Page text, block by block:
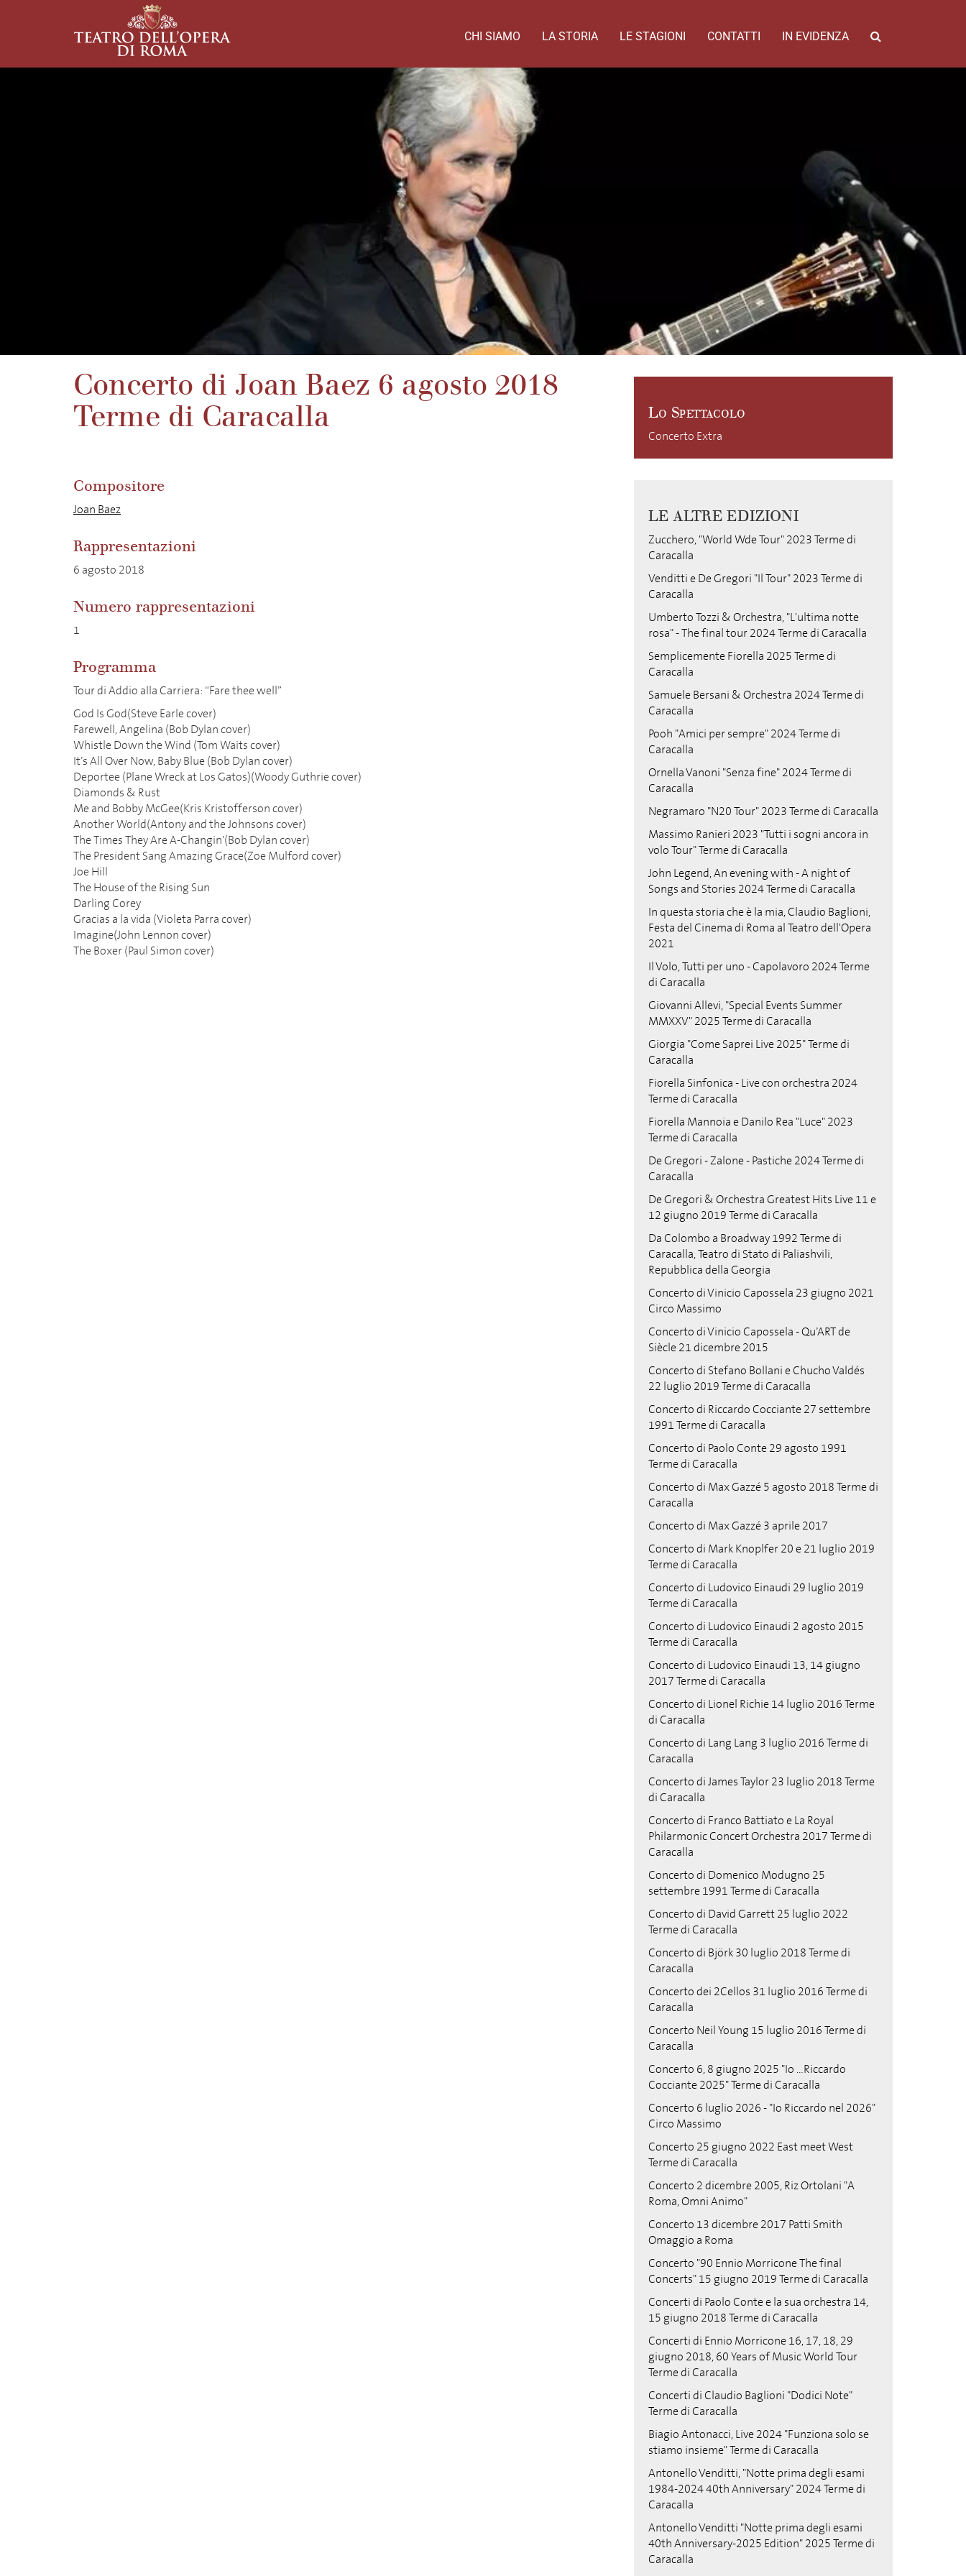
CHI SIAMO LA STORIA LE STAGIONI CONTATTI IN EVIDENZA
Concerto di Joan Baez 6 agosto 2018
Terme di Caracalla
Compositore
Joan Baez
Rappresentazioni
6 agosto 2018
Numero rappresentazioni
1
Programma
Tour di Addio alla Carriera: “Fare thee well”
God Is God(Steve Earle cover)
Farewell, Angelina (Bob Dylan cover)
Whistle Down the Wind (Tom Waits cover)
It’s All Over Now, Baby Blue (Bob Dylan cover)
Deportee (Plane Wreck at Los Gatos)(Woody Guthrie cover)
Diamonds & Rust
Me and Bobby McGee(Kris Kristofferson cover)
Another World(Antony and the Johnsons cover)
The Times They Are A-Changin'(Bob Dylan cover)
The President Sang Amazing Grace(Zoe Mulford cover)
Joe Hill
The House of the Rising Sun
Darling Corey
Gracias a la vida (Violeta Parra cover)
Imagine(John Lennon cover)
The Boxer (Paul Simon cover)
Lo Spettacolo
Concerto Extra
LE ALTRE EDIZIONI
Zucchero, "World Wde Tour" 2023 Terme di
Caracalla
Venditti e De Gregori "Il Tour" 2023 Terme di
Caracalla
Umberto Tozzi & Orchestra, "L'ultima notte
rosa" - The final tour 2024 Terme di Caracalla
Semplicemente Fiorella 2025 Terme di
Caracalla
Samuele Bersani & Orchestra 2024 Terme di
Caracalla
Pooh "Amici per sempre" 2024 Terme di
Caracalla
Ornella Vanoni "Senza fine" 2024 Terme di
Caracalla
Negramaro "N20 Tour" 2023 Terme di Caracalla
Massimo Ranieri 2023 "Tutti i sogni ancora in
volo Tour" Terme di Caracalla
John Legend, An evening with - A night of
Songs and Stories 2024 Terme di Caracalla
In questa storia che è la mia, Claudio Baglioni,
Festa del Cinema di Roma al Teatro dell'Opera
2021
Il Volo, Tutti per uno - Capolavoro 2024 Terme
di Caracalla
Giovanni Allevi, "Special Events Summer
MMXXV" 2025 Terme di Caracalla
Giorgia "Come Saprei Live 2025" Terme di
Caracalla
Fiorella Sinfonica - Live con orchestra 2024
Terme di Caracalla
Fiorella Mannoia e Danilo Rea "Luce" 2023
Terme di Caracalla
De Gregori - Zalone - Pastiche 2024 Terme di
Caracalla
De Gregori & Orchestra Greatest Hits Live 11 e
12 giugno 2019 Terme di Caracalla
Da Colombo a Broadway 1992 Terme di
Caracalla, Teatro di Stato di Paliashvili,
Repubblica della Georgia
Concerto di Vinicio Capossela 23 giugno 2021
Circo Massimo
Concerto di Vinicio Capossela - Qu’ART de
Siècle 21 dicembre 2015
Concerto di Stefano Bollani e Chucho Valdés
22 luglio 2019 Terme di Caracalla
Concerto di Riccardo Cocciante 27 settembre
1991 Terme di Caracalla
Concerto di Paolo Conte 29 agosto 1991
Terme di Caracalla
Concerto di Max Gazzé 5 agosto 2018 Terme di
Caracalla
Concerto di Max Gazzé 3 aprile 2017
Concerto di Mark Knoplfer 20 e 21 luglio 2019
Terme di Caracalla
Concerto di Ludovico Einaudi 29 luglio 2019
Terme di Caracalla
Concerto di Ludovico Einaudi 2 agosto 2015
Terme di Caracalla
Concerto di Ludovico Einaudi 13, 14 giugno
2017 Terme di Caracalla
Concerto di Lionel Richie 14 luglio 2016 Terme
di Caracalla
Concerto di Lang Lang 3 luglio 2016 Terme di
Caracalla
Concerto di James Taylor 23 luglio 2018 Terme
di Caracalla
Concerto di Franco Battiato e La Royal
Philarmonic Concert Orchestra 2017 Terme di
Caracalla
Concerto di Domenico Modugno 25
settembre 1991 Terme di Caracalla
Concerto di David Garrett 25 luglio 2022
Terme di Caracalla
Concerto di Björk 30 luglio 2018 Terme di
Caracalla
Concerto dei 2Cellos 31 luglio 2016 Terme di
Caracalla
Concerto Neil Young 15 luglio 2016 Terme di
Caracalla
Concerto 6, 8 giugno 2025 "Io ...Riccardo
Cocciante 2025" Terme di Caracalla
Concerto 6 luglio 2026 - "Io Riccardo nel 2026"
Circo Massimo
Concerto 25 giugno 2022 East meet West
Terme di Caracalla
Concerto 2 dicembre 2005, Riz Ortolani "A
Roma, Omni Animo"
Concerto 13 dicembre 2017 Patti Smith
Omaggio a Roma
Concerto "90 Ennio Morricone The final
Concerts" 15 giugno 2019 Terme di Caracalla
Concerti di Paolo Conte e la sua orchestra 14,
15 giugno 2018 Terme di Caracalla
Concerti di Ennio Morricone 16, 17, 18, 29
giugno 2018, 60 Years of Music World Tour
Terme di Caracalla
Concerti di Claudio Baglioni "Dodici Note"
Terme di Caracalla
Biagio Antonacci, Live 2024 "Funziona solo se
stiamo insieme" Terme di Caracalla
Antonello Venditti, "Notte prima degli esami
1984-2024 40th Anniversary" 2024 Terme di
Caracalla
Antonello Venditti "Notte prima degli esami
40th Anniversary-2025 Edition" 2025 Terme di
Caracalla